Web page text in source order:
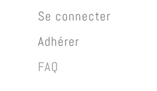
Se connecter
Adhérer
FAQ